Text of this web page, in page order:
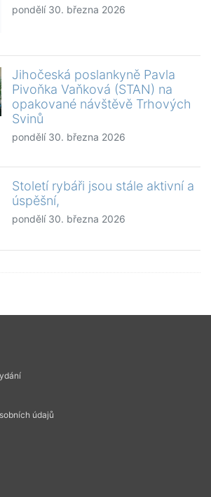
pondělí 30. března 2026
Jihočeská poslankyně Pavla
Pivoňka Vaňková (STAN) na
opakované návštěvě Trhových
Svinů
pondělí 30. března 2026
Století rybáři jsou stále aktivní a
úspěšní,
pondělí 30. března 2026
údajů